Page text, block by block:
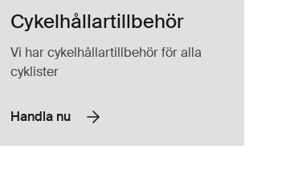
Cykelhållartillbehör
Vi har cykelhållartillbehör för alla
cyklister
Handla nu